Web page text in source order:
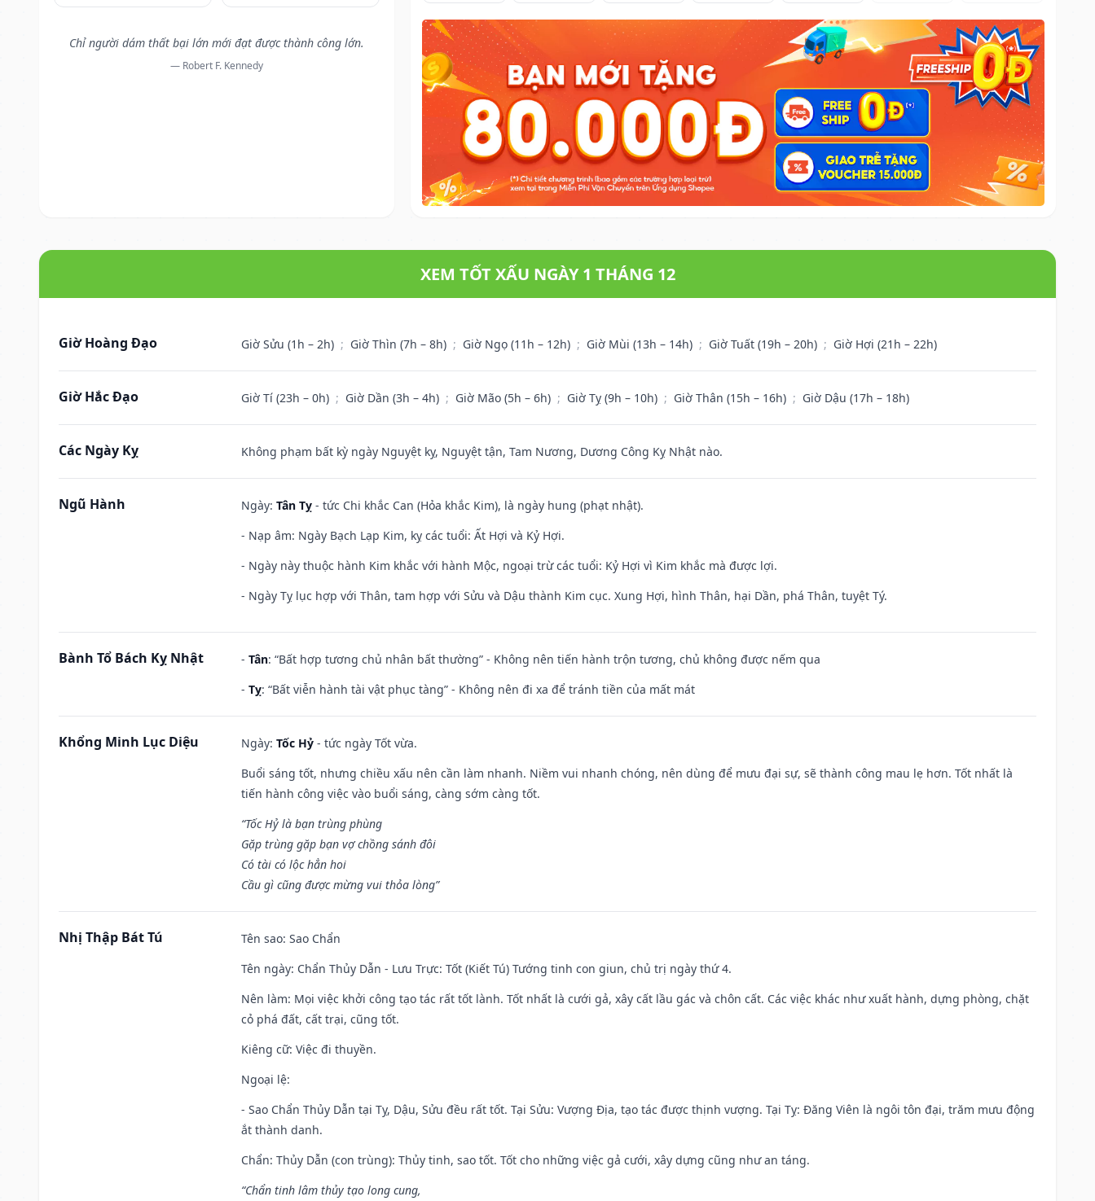
Chỉ người dám thất bại lớn mới đạt được thành công lớn.
— Robert F. Kennedy
XEM TỐT XẤU NGÀY 1 THÁNG 12
Giờ Hoàng Đạo Giờ Sửu (1h – 2h) ; Giờ Thìn (7h – 8h) ; Giờ Ngọ (11h – 12h) ; Giờ Mùi (13h – 14h) ; Giờ Tuất (19h – 20h) ; Giờ Hợi (21h – 22h)
Giờ Hắc Đạo Giờ Tí (23h – 0h) ; Giờ Dần (3h – 4h) ; Giờ Mão (5h – 6h) ; Giờ Tỵ (9h – 10h) ; Giờ Thân (15h – 16h) ; Giờ Dậu (17h – 18h)
Các Ngày Kỵ Không phạm bất kỳ ngày Nguyệt kỵ, Nguyệt tận, Tam Nương, Dương Công Kỵ Nhật nào.
Ngũ Hành Ngày: Tân Tỵ - tức Chi khắc Can (Hỏa khắc Kim), là ngày hung (phạt nhật).
- Nạp âm: Ngày Bạch Lạp Kim, kỵ các tuổi: Ất Hợi và Kỷ Hợi.
- Ngày này thuộc hành Kim khắc với hành Mộc, ngoại trừ các tuổi: Kỷ Hợi vì Kim khắc mà được lợi.
- Ngày Tỵ lục hợp với Thân, tam hợp với Sửu và Dậu thành Kim cục. Xung Hợi, hình Thân, hại Dần, phá Thân, tuyệt Tý.
Bành Tổ Bách Kỵ Nhật - Tân: “Bất hợp tương chủ nhân bất thường” - Không nên tiến hành trộn tương, chủ không được nếm qua
- Tỵ: “Bất viễn hành tài vật phục tàng” - Không nên đi xa để tránh tiền của mất mát
Khổng Minh Lục Diệu Ngày: Tốc Hỷ - tức ngày Tốt vừa.
Buổi sáng tốt, nhưng chiều xấu nên cần làm nhanh. Niềm vui nhanh chóng, nên dùng để mưu đại sự, sẽ thành công mau lẹ hơn. Tốt nhất là
tiến hành công việc vào buổi sáng, càng sớm càng tốt.
“Tốc Hỷ là bạn trùng phùng
Gặp trùng gặp bạn vợ chồng sánh đôi
Có tài có lộc hẳn hoi
Cầu gì cũng được mừng vui thỏa lòng”
Nhị Thập Bát Tú Tên sao: Sao Chẩn
Tên ngày: Chẩn Thủy Dẫn - Lưu Trực: Tốt (Kiết Tú) Tướng tinh con giun, chủ trị ngày thứ 4.
Nên làm: Mọi việc khởi công tạo tác rất tốt lành. Tốt nhất là cưới gả, xây cất lầu gác và chôn cất. Các việc khác như xuất hành, dựng phòng, chặt
cỏ phá đất, cất trại, cũng tốt.
Kiêng cữ: Việc đi thuyền.
Ngoại lệ:
- Sao Chẩn Thủy Dẫn tại Tỵ, Dậu, Sửu đều rất tốt. Tại Sửu: Vượng Địa, tạo tác được thịnh vượng. Tại Tỵ: Đăng Viên là ngôi tôn đại, trăm mưu động
ắt thành danh.
Chẩn: Thủy Dẫn (con trùng): Thủy tinh, sao tốt. Tốt cho những việc gả cưới, xây dựng cũng như an táng.
“Chẩn tinh lâm thủy tạo long cung,